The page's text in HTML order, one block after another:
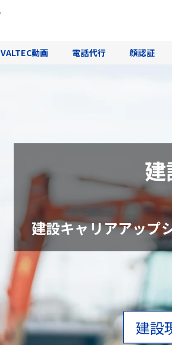
VALTEC動画 電話代行 顔認証
建設キャリアアップ
建設